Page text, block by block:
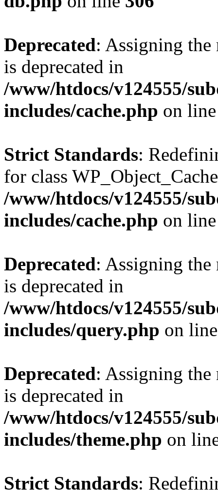
Deprecated: Assigning the
is deprecated in
/www/htdocs/v124555/
includes/cache.php on
Strict Standards:
for class
/www/htdocs/v124555/
includes/cache.php on
Deprecated: Assigning the
is deprecated in
/www/htdocs/v124555/
includes/query.php on
Deprecated: Assigning the
is deprecated in
/www/htdocs/v124555/
includes/theme.php on
Strict Standards: